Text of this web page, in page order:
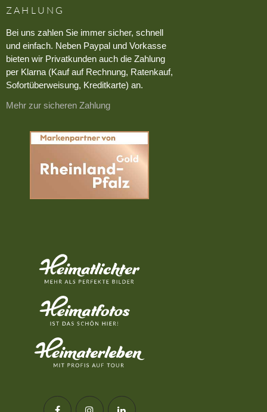
ZAHLUNG
Bei uns zahlen Sie immer sicher, schnell
und einfach. Neben Paypal und Vorkasse
bieten wir Privatkunden auch die Zahlung
per Klarna (Kauf auf Rechnung, Ratenkauf,
Sofortüberweisung, Kreditkarte) an.
Mehr zur sicheren Zahlung